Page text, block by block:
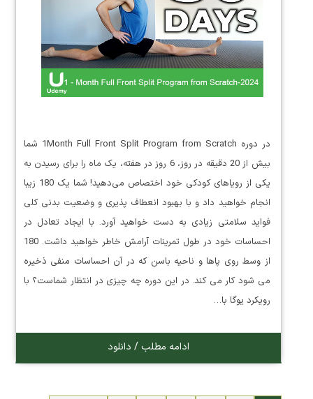
در دوره 1Month Full Front Split Program from Scratch شما
بیش از 20 دقیقه در روز، 6 روز در هفته، یک ماه را برای رسیدن به
یکی از رویاهای کودکی خود اختصاص می‌دهید! شما یک 180 زیبا
انجام خواهید داد و با بهبود انعطاف پذیری و وضعیت بدنی کلی
فواید سلامتی زیادی به دست خواهید آورد. با ایجاد تعادل در
احساسات خود در طول تمرینات آرامش خاطر خواهید داشت. 180
از وسط روی پاها و ناحیه باسن که در آن احساسات منفی ذخیره
می شود کار می کند. در این دوره چه چیزی در انتظار شماست؟ با
رویکرد یوگا با…
ادامه مطلب / دانلود